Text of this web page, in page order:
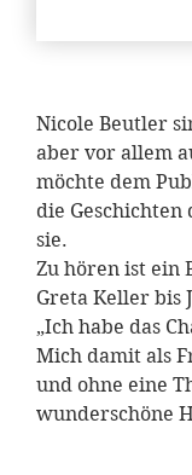
Nicole Beutler
aber vor allem
möchte dem
die
sie.
Zu hören ist ein
Greta Keller bis
„Ich habe das
Mich damit als
und ohne eine
wunderschöne